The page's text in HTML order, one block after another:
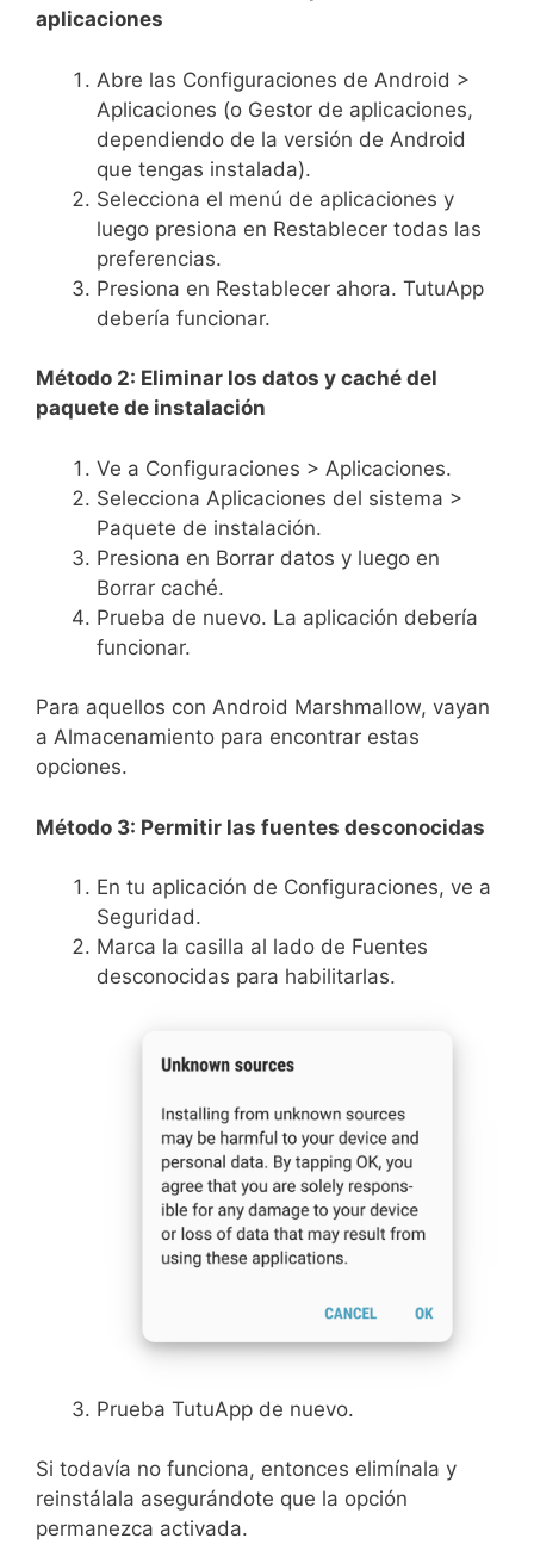
aplicaciones
Abre las Configuraciones de Android >
Aplicaciones (o Gestor de aplicaciones,
dependiendo de la versión de Android
que tengas instalada).
Selecciona el menú de aplicaciones y
luego presiona en Restablecer todas las
preferencias.
Presiona en Restablecer ahora. TutuApp
debería funcionar.
Método 2: Eliminar los datos y caché del
paquete de instalación
Ve a Configuraciones > Aplicaciones.
Selecciona Aplicaciones del sistema >
Paquete de instalación.
Presiona en Borrar datos y luego en
Borrar caché.
Prueba de nuevo. La aplicación debería
funcionar.
Para aquellos con Android Marshmallow, vayan
a Almacenamiento para encontrar estas
opciones.
Método 3: Permitir las fuentes desconocidas
En tu aplicación de Configuraciones, ve a
Seguridad.
Marca la casilla al lado de Fuentes
desconocidas para habilitarlas.
Prueba TutuApp de nuevo.
Si todavía no funciona, entonces elimínala y
reinstálala asegurándote que la opción
permanezca activada.